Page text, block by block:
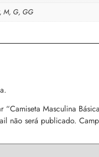
M, G, GG
“Camiseta Masculina
não será publicado.